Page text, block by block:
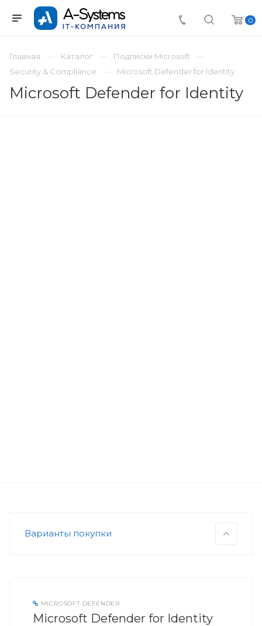
0
Главная Каталог
Подписки Microsoft
Security & Compliance
Microsoft Defender for Identity
Microsoft Defender for Identity
Варианты покупки
MICROSOFT DEFENDER
Microsoft Defender for Identity